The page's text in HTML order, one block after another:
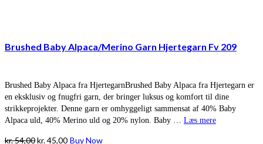
Brushed Baby Alpaca/Merino Garn Hjertegarn Fv 209
Brushed Baby Alpaca fra HjertegarnBrushed Baby Alpaca fra Hjertegarn er
en eksklusiv og fnugfri garn, der bringer luksus og komfort til dine
strikkeprojekter. Denne garn er omhyggeligt sammensat af 40% Baby
Alpaca uld, 40% Merino uld og 20% nylon. Baby … Læs mere
kr.54,00Den
kr.45,00Den
Buy Now